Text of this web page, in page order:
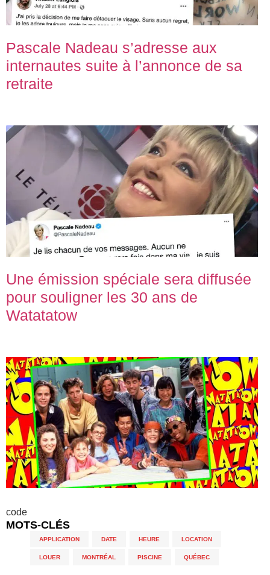
Pascale Nadeau s’adresse aux
internautes suite à l’annonce de sa
retraite
Une émission spéciale sera diffusée
pour souligner les 30 ans de
Watatatow
code
MOTS-CLÉS
APPLICATION DATE HEURE LOCATION
LOUER MONTRÉAL PISCINE QUÉBEC